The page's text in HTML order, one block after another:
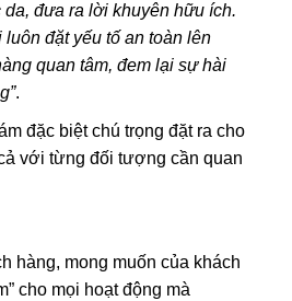
da, đưa ra lời khuyên hữu ích.
luôn đặt yếu tố an toàn lên
quan tâm, đem lại sự hài
.
đặc biệt chú trọng đặt ra cho
với từng đối tượng cần quan
hàng, mong muốn của khách
cho mọi hoạt động mà